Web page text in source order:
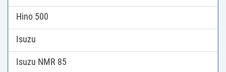
Hino 500
Isuzu
Isuzu NMR 85